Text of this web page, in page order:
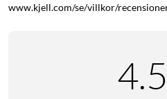
www.kjell.com/se/villkor/
4.5